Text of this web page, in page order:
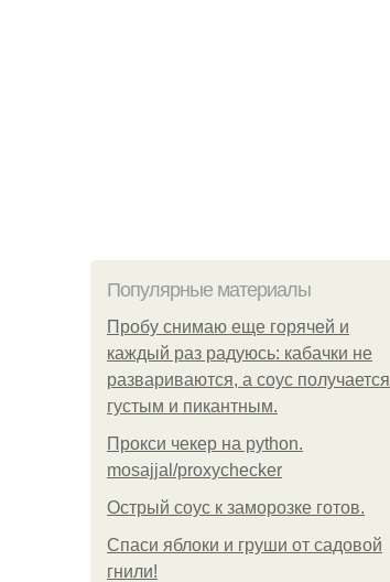
Популярные материалы
Пробу снимаю еще горячей и
каждый раз радуюсь: кабачки не
развариваются, а соус получается
густым и пикантным.
Прокси чекер на python.
mosajjal/proxychecker
Острый соус к заморозке готов.
Спаси яблоки и груши от садовой
гнили!